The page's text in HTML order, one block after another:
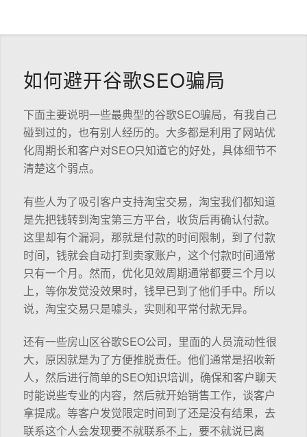
如何避开谷歌SEO骗局
下面主要说明一些最典型的谷歌SEO骗局，有我自己
碰到过的，也有别人经历的。大多都是利用了网站优
化周期长和客户对SEO只知道它的好处，具体细节不
清楚这个弱点。
有些人为了吸引客户支持淘宝交易，淘宝我们都知道
是先把钱转到淘宝第三方平台，收货后再确认付款。
这里却有个漏洞，那就是付款的时间限制，到了付款
时间，钱就会自动打到卖家账户，这个付款时间通常
只有一个月。然而，优化见效周期通常都要三个月以
上，等你发觉没效果时，钱早已到了他们手中。所以
说，淘宝交易只是噱头，实则和平常付款无异。
还有一些房山区谷歌SEO公司，里面的人员流动性很
大，原因就是为了方便推脱责任。他们通常是招收新
人，然后进行简单的SEO知识培训，确保和客户聊天
时能说些专业的内容，然后就开始销售工作，谈客户
拿提成。等客户发觉限定时间到了还是没有结果，去
联系这个人会发现要不就联系不上，要不就说已离